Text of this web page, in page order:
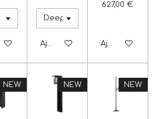
au panierAjouter au panier
627,00 €
Ajouter au
NEW NEW NEW